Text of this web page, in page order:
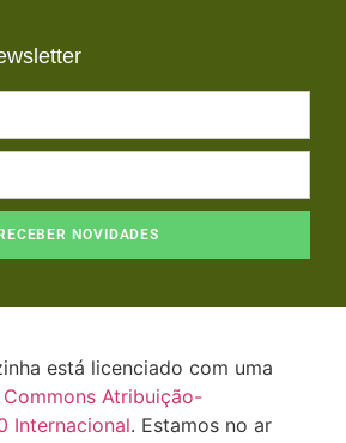
RECEBER NOVIDADES
está licenciado com uma
Atribuição-
Internacional. Estamos no ar